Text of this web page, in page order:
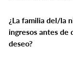
¿La familia del/la
ingresos antes
deseo?